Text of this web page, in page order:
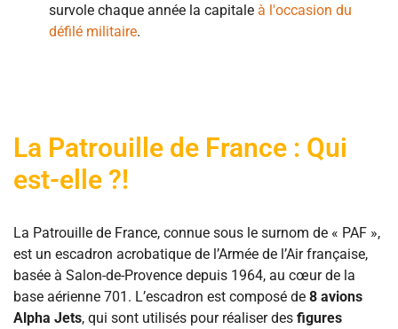
survole chaque année la capitale à l'occasion du
défilé militaire.
La Patrouille de France : Qui
est-elle ?!
La Patrouille de France, connue sous le surnom de « PAF »,
est un escadron acrobatique de l’Armée de l’Air française,
basée à Salon-de-Provence depuis 1964, au cœur de la
base aérienne 701. L’escadron est composé de 8 avions
Alpha Jets, qui sont utilisés pour réaliser des figures